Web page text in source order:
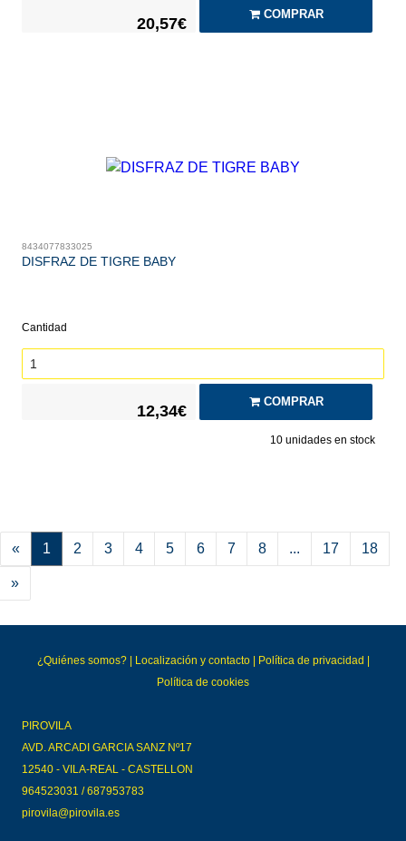
20,57€
COMPRAR
8434077833025
DISFRAZ DE TIGRE BABY
Cantidad
12,34€
COMPRAR
10unidades en stock
« 1 2 3 4 5 6 7 8 ... 17 18
»
¿Quiénes somos?| Localización y contacto| Política de privacidad
Política de cookies
PIROVILA
AVD. ARCADI GARCIA SANZ Nº17
12540 - VILA-REAL - CASTELLON
964523031 / 687953783
pirovila@pirovila.es